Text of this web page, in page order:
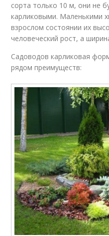
сорта только 10 м, они не
карликовыми. Маленькими
взрослом состоянии их
человеческий рост, а
Садоводов карликовая
рядом преимуществ: